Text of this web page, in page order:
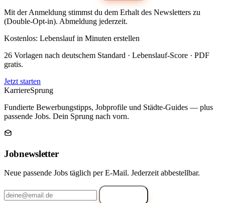
Mit der Anmeldung stimmst du dem Erhalt des Newsletters zu
(Double-Opt-in). Abmeldung jederzeit.
Kostenlos: Lebenslauf in Minuten erstellen
26 Vorlagen nach deutschem Standard · Lebenslauf-Score · PDF
gratis.
Jetzt starten
KarriereSprung
Fundierte Bewerbungstipps, Jobprofile und Städte-Guides — plus
passende Jobs. Dein Sprung nach vorn.
Jobnewsletter
Neue passende Jobs täglich per E-Mail. Jederzeit abbestellbar.